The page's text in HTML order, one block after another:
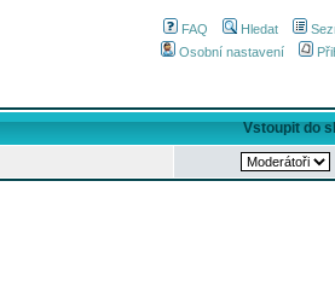
FAQ Hledat
Osobní nastavení
Vstoupit do